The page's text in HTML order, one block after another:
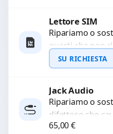
Lettore SIM
Ripariamo o
guasti che non
interrompono il
ricambi testati e
SU RICHIESTA
Jack Audio
Ripariamo o
difettoso che
sonora o
65,00€